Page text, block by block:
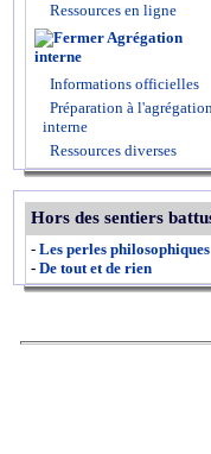
Ressources en ligne
Agrégation
interne
Informations officielles
Préparation à
interne
Ressources diverses
Hors des sentiers
- Les perles philosophiques
- De tout et de rien